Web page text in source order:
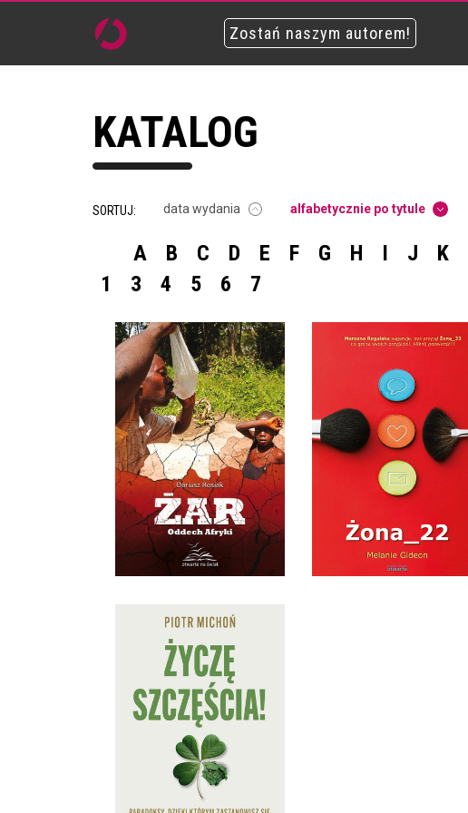
Zostań naszym autorem!
KATALOG
SORTUJ: data wydania alfabetycznie po tytule
A B C D E F G H I J K
1
3 4 5 6 7
ŻAR
DARIUSZ ROSIAK
36,90 ZŁ
ŻONA_22
MELANIE GIDEON
OPRAWA MIĘKKA
36,90 ZŁ
ŻYCZĘ SZCZĘŚCIA
PIOTR MICHOŃ
OPRAWA MIĘKKA